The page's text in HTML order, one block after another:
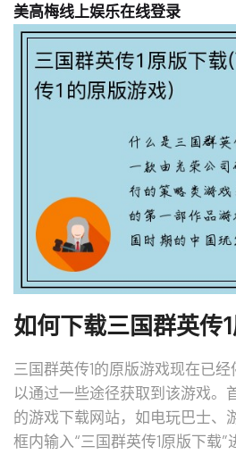
美高梅线上娱乐在线登录
如何下载三国群英传
三国群英传1的原版游戏现在已
以通过一些途径获取到该游戏。
的游戏下载网站，如电玩巴士、
框内输入“三国群英传1原版下载